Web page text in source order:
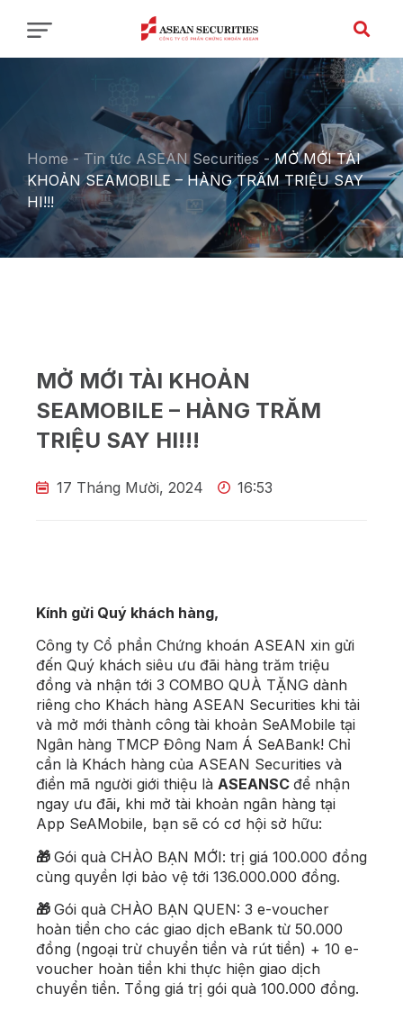
Home - Tin tức ASEAN Securities-MỞ MỚI TÀI
KHOẢN SEAMOBILE – HÀNG TRĂM TRIỆU SAY
HI!!!
MỞ MỚI TÀI KHOẢN
SEAMOBILE – HÀNG TRĂM
TRIỆU SAY HI!!!
17 Tháng Mười, 2024 16:53
Kính gửi Quý khách hàng,
Công ty Cổ phần Chứng khoán ASEAN xin gửi
đến Quý khách siêu ưu đãi hàng trăm triệu
đồng và nhận tới 3 COMBO QUÀ TẶNG dành
riêng cho Khách hàng ASEAN Securities khi tải
và mở mới thành công tài khoản SeAMobile tại
Ngân hàng TMCP Đông Nam Á SeABank! Chỉ
cần là Khách hàng của ASEAN Securities và
điền mã người giới thiệu là ASEANSC để nhận
ngay ưu đãi, khi mở tài khoản ngân hàng tại
App SeAMobile, bạn sẽ có cơ hội sở hữu:
🎁 Gói quà CHÀO BẠN MỚI: trị giá 100.000 đồng
cùng quyền lợi bảo vệ tới 136.000.000 đồng.
🎁 Gói quà CHÀO BẠN QUEN: 3 e-voucher
hoàn tiền cho các giao dịch eBank từ 50.000
đồng (ngoại trừ chuyển tiền và rút tiền) + 10 e-
voucher hoàn tiền khi thực hiện giao dịch
chuyển tiền. Tổng giá trị gói quà 100.000 đồng.